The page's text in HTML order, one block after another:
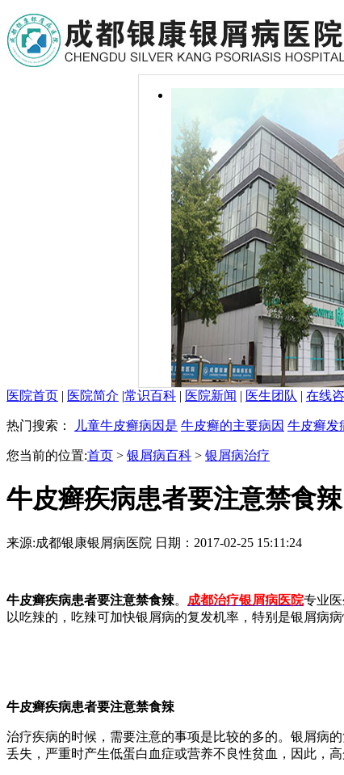
医院首页 | 医院简介 |常识百科 | 医院新闻 | 医生团队 | 在线
热门搜索： 儿童牛皮癣病因是 牛皮癣的主要病因 牛皮癣发
您当前的位置:首页 > 银屑病百科 > 银屑病治疗
牛皮癣疾病患者要注意禁食辣
来源:成都银康银屑病医院 日期：2017-02-25 15:11:24
牛皮癣疾病患者要注意禁食辣。 成都治疗银屑病医院专业
以吃辣的，吃辣可加快银屑病的复发机率，特别是银屑病
牛皮癣疾病患者要注意禁食辣
治疗疾病的时候，需要注意的事项是比较的多的。银屑病
丢失，严重时产生低蛋白血症或营养不良性贫血，因此，